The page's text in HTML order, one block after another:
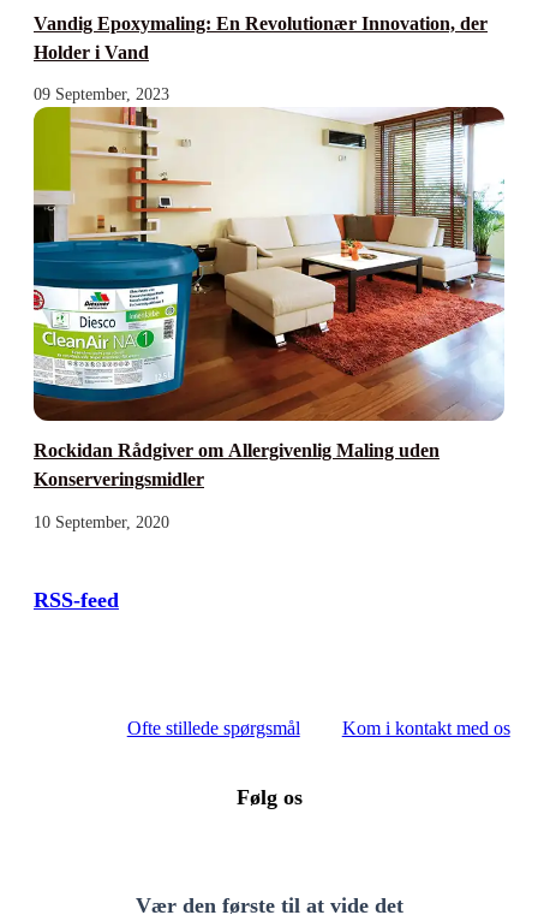
Vandig Epoxymaling: En Revolutionær Innovation, der
Holder i Vand
09 September, 2023
Rockidan Rådgiver om Allergivenlig Maling uden
Konserveringsmidler
10 September, 2020
RSS-feed
Ofte stillede spørgsmål
Kom i kontakt med os
Følg os
Vær den første til at vide det